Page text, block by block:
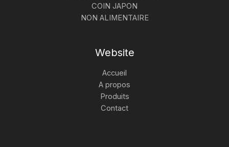
COIN JAPON
NON ALIMENTAIRE
Website
Accueil
A propos
Produits
Contact